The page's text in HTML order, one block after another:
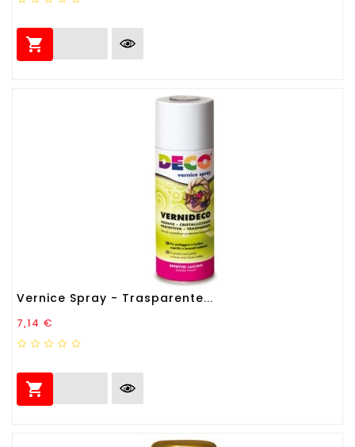

Vernice Spray - Trasparente...
Prezzo
7,14 €
